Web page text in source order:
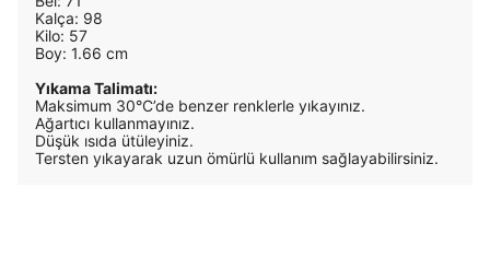
Kalça: 98
Kilo: 57
Boy: 1.66 cm
Yıkama Talimatı:
Maksimum 30°C’de benzer renklerle yıkayınız.
Ağartıcı kullanmayınız.
Düşük ısıda ütüleyiniz.
Tersten yıkayarak uzun ömürlü kullanım sağlayabilirsiniz.